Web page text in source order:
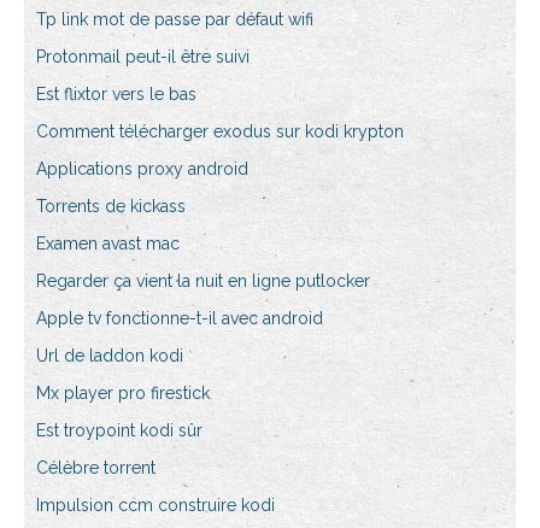
Tp link mot de passe par défaut wifi
Protonmail peut-il être suivi
Est flixtor vers le bas
Comment télécharger exodus sur kodi krypton
Applications proxy android
Torrents de kickass
Examen avast mac
Regarder ça vient la nuit en ligne putlocker
Apple tv fonctionne-t-il avec android
Url de laddon kodi
Mx player pro firestick
Est troypoint kodi sûr
Célèbre torrent
Impulsion ccm construire kodi